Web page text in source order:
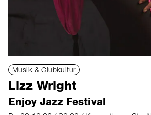
Musik & Clubkultur
Lizz Wright
Enjoy Jazz Festival